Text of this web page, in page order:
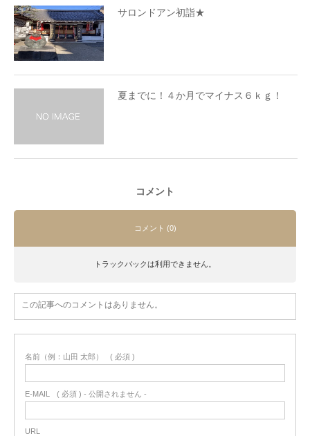
サロンドアン初詣★
夏までに！４か月でマイナス６ｋｇ！
コメント
コメント (0)
トラックバックは利用できません。
この記事へのコメントはありません。
名前（例：山田 太郎） ( 必須 )
E-MAIL ( 必須 ) - 公開されません -
URL